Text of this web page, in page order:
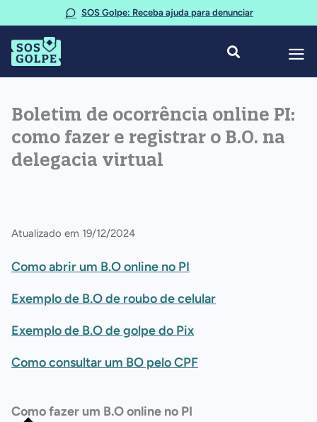
conteúdo
SOS Golpe: Receba ajuda para denunciar
Boletim de ocorrência online PI:
como fazer e registrar o B.O. na
delegacia virtual
Atualizado em 19/12/2024
Como abrir um B.O online no PI
Exemplo de B.O de roubo de celular
Exemplo de B.O de golpe do Pix
Como consultar um BO pelo CPF
Como fazer um B.O online no PI